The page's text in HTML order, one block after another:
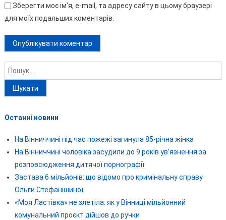
Зберегти моє ім'я, e-mail, та адресу сайту в цьому браузері
для моїх подальших коментарів.
Пошук:
Останні новини
На Вінниччині під час пожежі загинула 85-річна жінка
На Вінниччині чоловіка засудили до 9 років ув’язнення за
розповсюдження дитячої порнографії
Застава 6 мільйонів: що відомо про кримінальну справу
Ольги Стефанішиної
«Моя Ластівка» не злетіла: як у Вінниці мільйонний
комунальний проєкт дійшов до ручки